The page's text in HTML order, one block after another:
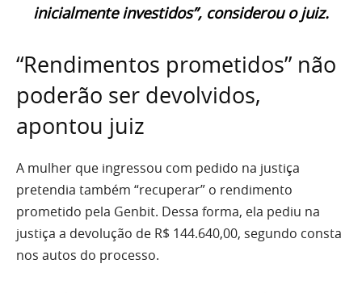
inicialmente investidos”, considerou o juiz.
“Rendimentos prometidos” não
poderão ser devolvidos,
apontou juiz
A mulher que ingressou com pedido na justiça
pretendia também “recuperar” o rendimento
prometido pela Genbit. Dessa forma, ela pediu na
justiça a devolução de R$ 144.640,00, segundo consta
nos autos do processo.